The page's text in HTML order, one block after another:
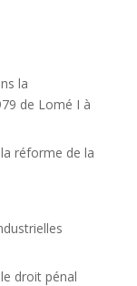
la
de Lomé I à
la réforme de la
droit pénal